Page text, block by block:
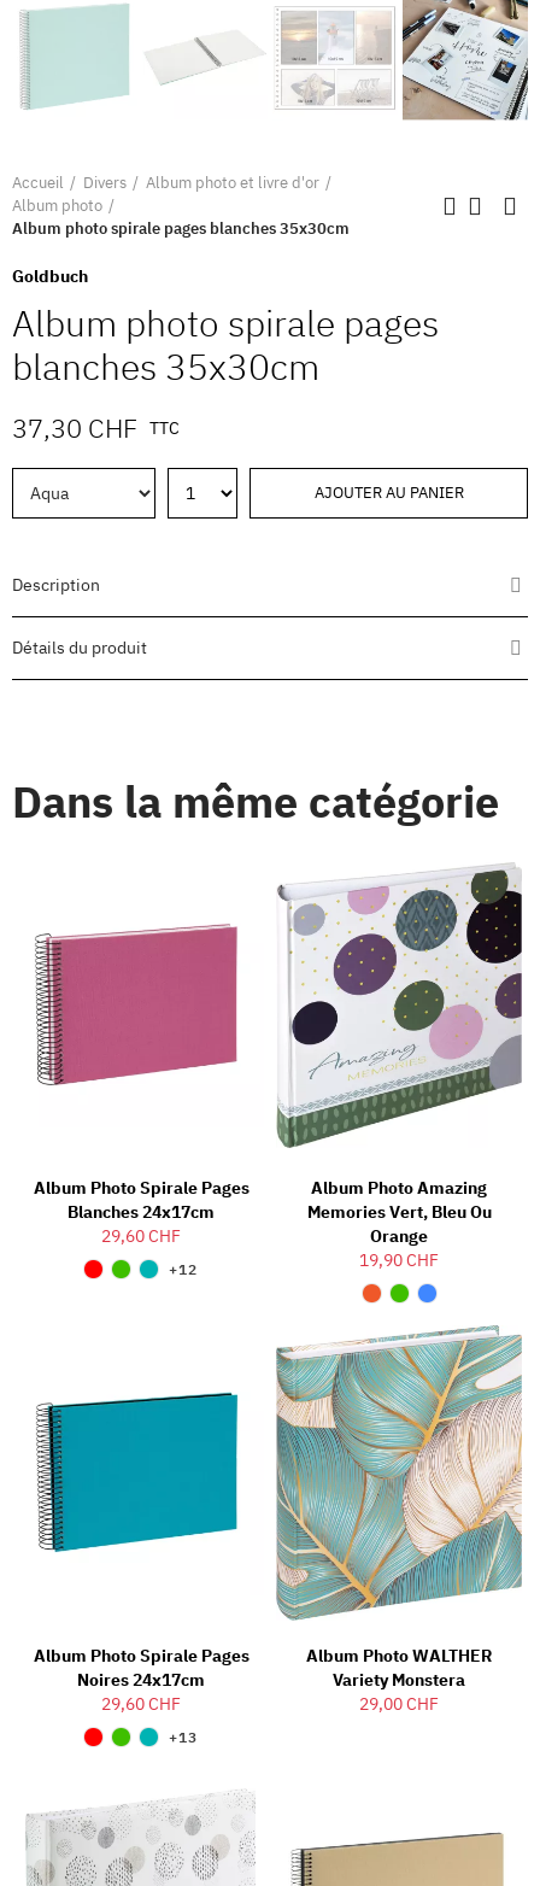
Accueil Divers
Album photo et livre d'or
Album photo
Album photo spirale pages blanches 35x30cm
Goldbuch
Album photo spirale pages
blanches 35x30cm
37,30 CHF TTC
AJOUTER AU PANIER
Description
Détails du produit
Dans la même catégorie
Album Photo Spirale Pages
Blanches 24x17cm
29,60 CHF
+12
Album Photo Amazing
Memories Vert, Bleu Ou
Orange
19,90 CHF
Album Photo Spirale Pages
Noires 24x17cm
29,60 CHF
+13
Album Photo WALTHER
Variety Monstera
29,00 CHF